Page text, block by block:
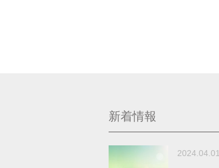
新着情報
2024.04.01